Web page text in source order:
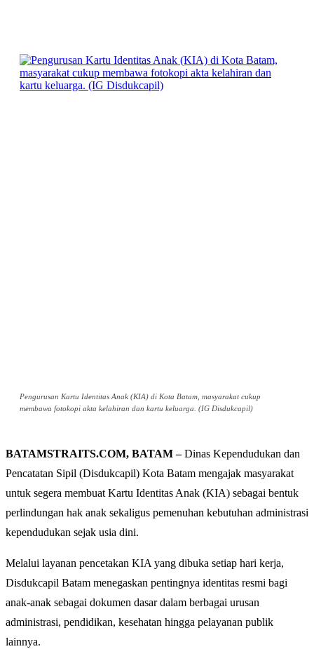
Pengurusan Kartu Identitas Anak (KIA) di Kota Batam, masyarakat cukup
membawa fotokopi akta kelahiran dan kartu keluarga. (IG Disdukcapil)
BATAMSTRAITS.COM, BATAM –Dinas Kependudukan dan
Pencatatan Sipil (Disdukcapil) Kota Batam mengajak masyarakat
untuk segera membuat Kartu Identitas Anak (KIA) sebagai bentuk
perlindungan hak anak sekaligus pemenuhan kebutuhan administrasi
kependudukan sejak usia dini.
Melalui layanan pencetakan KIA yang dibuka setiap hari kerja,
Disdukcapil Batam menegaskan pentingnya identitas resmi bagi
anak-anak sebagai dokumen dasar dalam berbagai urusan
administrasi, pendidikan, kesehatan hingga pelayanan publik
lainnya.